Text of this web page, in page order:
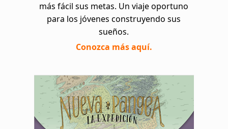
más fácil sus metas. Un viaje oportuno
para los jóvenes construyendo sus
sueños.
Conozca más aquí.